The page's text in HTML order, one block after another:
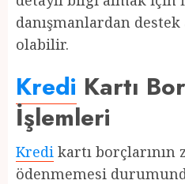
danışmanlardan
olabilir.
Kredi Kartı
İşlemleri
Kredi kartı borçlarının
ödenmemesi